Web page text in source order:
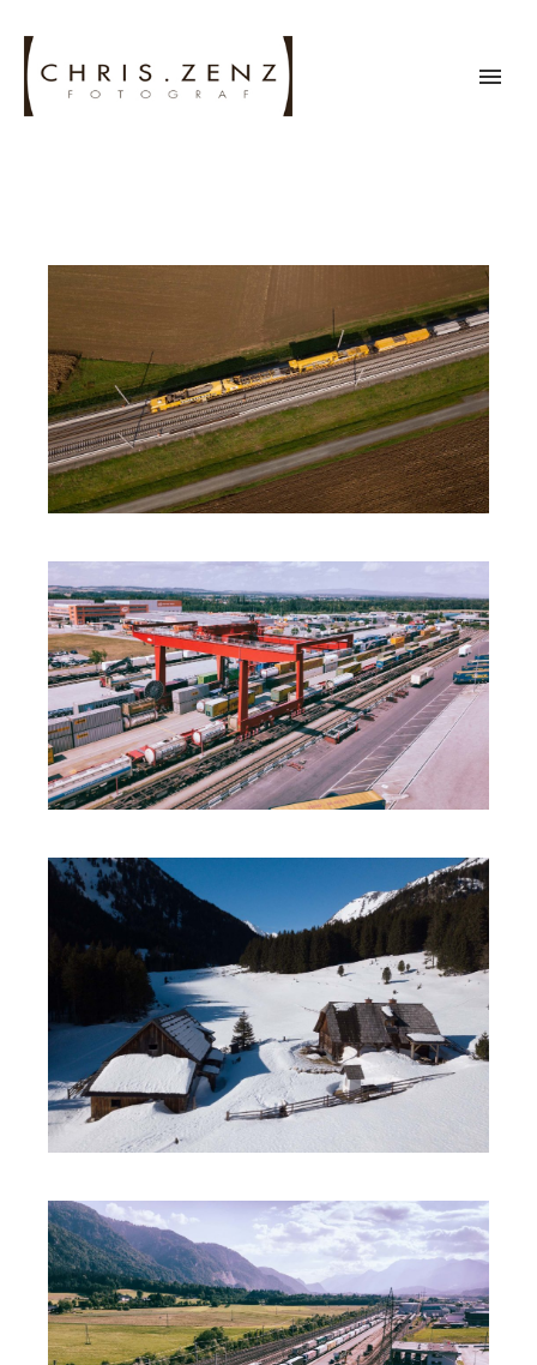
KORALMBAHN
DROHNE DJI
TERMINAL WELS
DROHNE DJI
DROHNE DJI
ÖBB TERMINAL WÖRGL